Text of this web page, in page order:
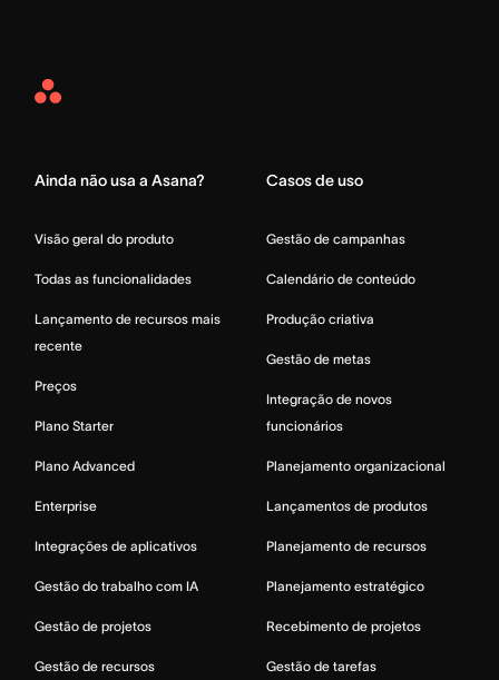
Asana
Ainda não usa a Asana?
Visão geral do produto
Todas as funcionalidades
Lançamento de recursos mais
recente
Preços
Plano Starter
Plano Advanced
Enterprise
Integrações de aplicativos
Gestão do trabalho com IA
Gestão de projetos
Gestão de recursos
Casos de uso
Gestão de campanhas
Calendário de conteúdo
Produção criativa
Gestão de metas
Integração de novos
funcionários
Planejamento organizacional
Lançamentos de produtos
Planejamento de recursos
Planejamento estratégico
Recebimento de projetos
Gestão de tarefas